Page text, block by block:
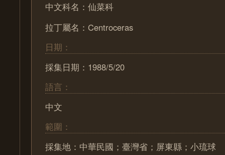
中文科名：仙菜科
拉丁屬名：Centroceras
日期：
採集日期：1988/5/20
語言：
中文
範圍：
採集地：中華民國；臺灣省；屏東縣；小琉球